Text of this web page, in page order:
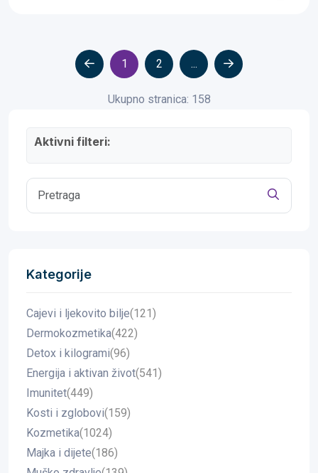
Aktivni filteri:
Kategorije
Cajevi i ljekovito bilje(121)
Dermokozmetika(422)
Detox i kilogrami(96)
Energija i aktivan život(541)
Imunitet(449)
Kosti i zglobovi(159)
Kozmetika(1024)
Majka i dijete(186)
1 2 ...
Ukupno stranica: 158